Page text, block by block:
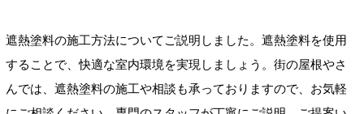
遮熱塗料の施工方法についてご説明しました。遮熱塗料を使用
することで、快適な室内環境を実現しましょう。街の屋根やさ
んでは、遮熱塗料の施工や相談も承っておりますので、お気軽